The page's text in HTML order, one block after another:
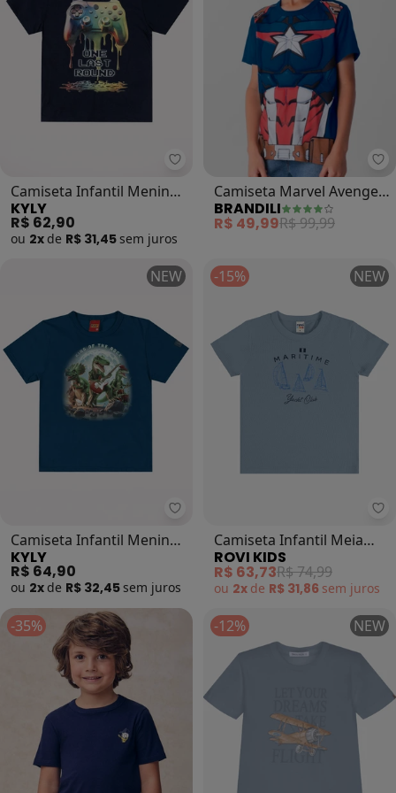
Kyly - Camiseta Infantil Menino
Camiseta Infantil Menino
Estampa (Marinho)
KYLY
R$ 62,90
ou 2x de R$ 31,45 sem juros
Camiseta Marvel Avengers
Infantil Menino (Azul)
BRANDILI
R$ 49,99R$ 99,99
NEW
Kyly - Camiseta Infantil Menino
Camiseta Infantil Menino
Dinossauro (Azul)
KYLY
R$ 64,90
ou 2x de R$ 32,45 sem juros
-15% NEW
Camiseta Infantil Meia
Malha com Estampa (Azul)
ROVI KIDS
R$ 63,73R$ 74,99
ou 2x de R$ 31,86 sem juros
-35% -12% NEW